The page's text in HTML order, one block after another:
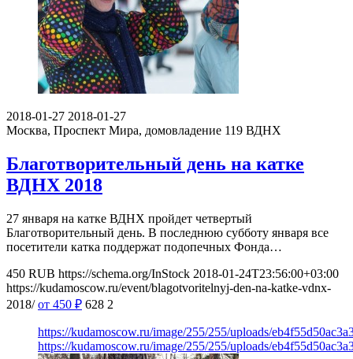
2018-01-27 2018-01-27
Москва, Проспект Мира, домовладение 119 ВДНХ
Благотворительный день на катке
ВДНХ 2018
27 января на катке ВДНХ пройдет четвертый
Благотворительный день. В последнюю субботу января все
посетители катка поддержат подопечных Фонда…
450 RUB https://schema.org/InStock 2018-01-24T23:56:00+03:00
https://kudamoscow.ru/event/blagotvoritelnyj-den-na-katke-vdnx-
2018/ от 450 ₽ 628 2
https://kudamoscow.ru/image/255/255/uploads/
https://kudamoscow.ru/image/255/255/uploads/